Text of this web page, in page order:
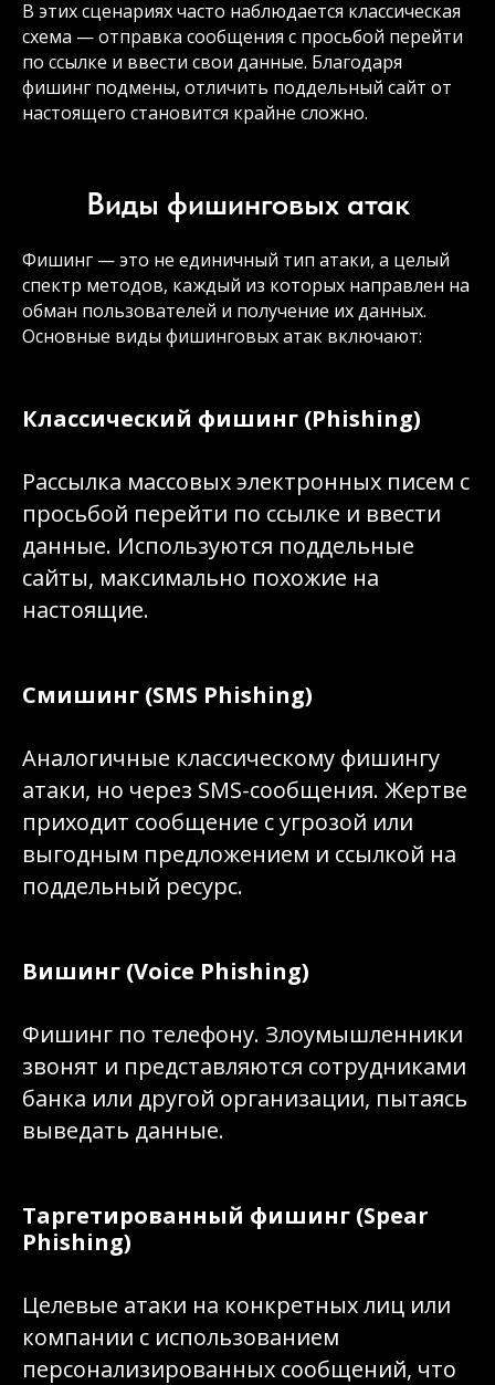
В этих сценариях часто наблюдается классическая
схема — отправка сообщения с просьбой перейти
по ссылке и ввести свои данные. Благодаря
фишинг подмены, отличить поддельный сайт от
настоящего становится крайне сложно.
Виды фишинговых атак
Фишинг — это не единичный тип атаки, а целый
спектр методов, каждый из которых направлен на
обман пользователей и получение их данных.
Основные виды фишинговых атак включают:
Классический фишинг (Phishing)
Рассылка массовых электронных писем с
просьбой перейти по ссылке и ввести
данные. Используются поддельные
сайты, максимально похожие на
настоящие.
Смишинг (SMS Phishing)
Аналогичные классическому фишингу
атаки, но через SMS-сообщения. Жертве
приходит сообщение с угрозой или
выгодным предложением и ссылкой на
поддельный ресурс.
Вишинг (Voice Phishing)
Фишинг по телефону. Злоумышленники
звонят и представляются сотрудниками
банка или другой организации, пытаясь
выведать данные.
Таргетированный фишинг (Spear
Phishing)
Целевые атаки на конкретных лиц или
компании с использованием
персонализированных сообщений, что